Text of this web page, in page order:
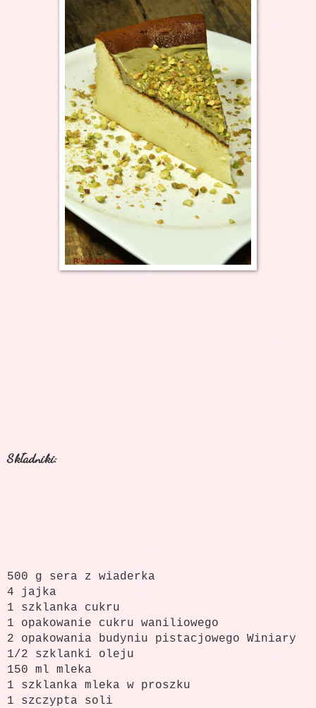
Składniki:
500 g sera z wiaderka
4 jajka
1 szklanka cukru
1 opakowanie cukru waniliowego
2 opakowania budyniu pistacjowego Winiary
1/2 szklanki oleju
150 ml mleka
1 szklanka mleka w proszku
1 szczypta soli